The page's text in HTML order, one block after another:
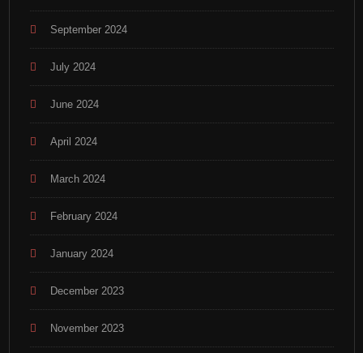
September 2024
July 2024
June 2024
April 2024
March 2024
February 2024
January 2024
December 2023
November 2023